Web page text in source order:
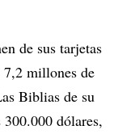
de sus tarjetas
7,2 millones de
Biblias de su
dólares,